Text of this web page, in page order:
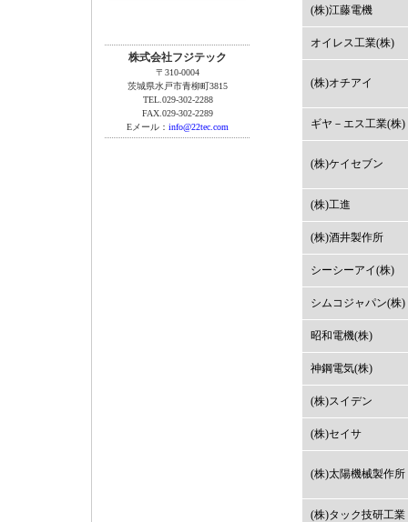
株式会社フジテック
〒310-0004
茨城県水戸市青柳町3815
TEL.029-302-2288
FAX.029-302-2289
Eメール： info@22tec.com
(株)江藤電機
オイレス工業(株)
(株)オチアイ
ギヤ－エス工業(株)
(株)ケイセブン
(株)工進
(株)酒井製作所
シーシーアイ(株)
シムコジャパン(株)
昭和電機(株)
神鋼電気(株)
(株)スイデン
(株)セイサ
(株)太陽機械製作所
(株)タック技研工業